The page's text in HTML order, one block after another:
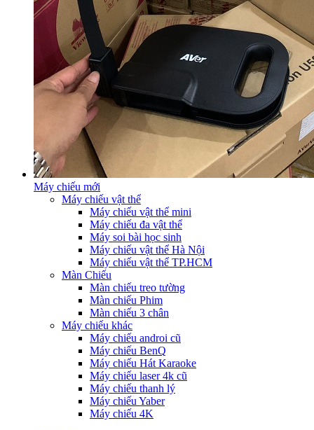
Máy chiếu mới
Máy chiếu vật thể
Máy chiếu vật thể mini
Máy chiếu đa vật thể
Máy soi bài học sinh
Máy chiếu vật thể Hà Nội
Máy chiếu vật thể TP.HCM
Màn Chiếu
Màn chiếu treo tường
Màn chiếu Phim
Màn chiếu 3 chân
Máy chiếu khác
Máy chiếu androi cũ
Máy chiếu BenQ
Máy chiếu Hát Karaoke
Máy chiếu laser 4k cũ
Máy chiếu thanh lý
Máy chiếu Yaber
Máy chiếu 4K